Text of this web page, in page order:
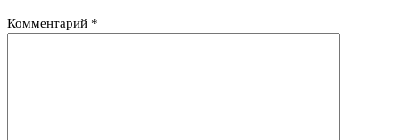
Комментарий *